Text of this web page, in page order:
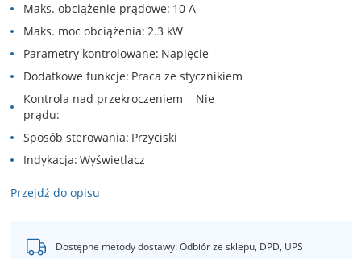
Maks. obciążenie prądowe 10 A
Maks. moc obciążenia 2.3 kW
Parametry kontrolowane Napięcie
Dodatkowe funkcje Praca ze stycznikiem
Kontrola nad przekroczeniem
prądu
Nie
Sposób sterowania Przyciski
Indykacja Wyświetlacz
Przejdź do opisu
Dostępne metody dostawy: Odbiór ze sklepu, DPD, UPS